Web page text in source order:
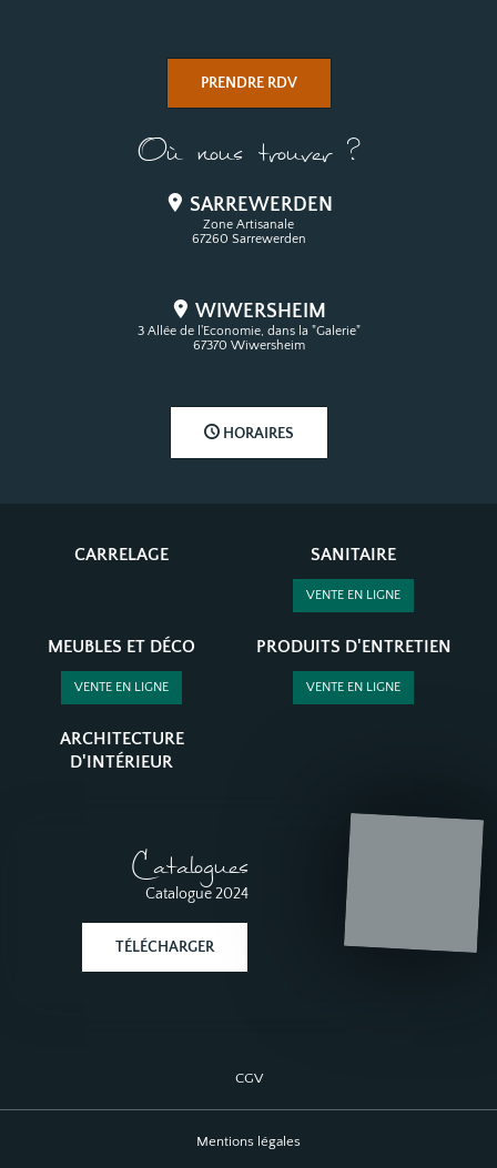
PRENDRE RDV
Où nous trouver ?
SARREWERDEN
Zone Artisanale
67260 Sarrewerden
WIWERSHEIM
3 Allée de l'Economie, dans la "Galerie"
67370 Wiwersheim
HORAIRES
CARRELAGE SANITAIRE
VENTE EN LIGNE
MEUBLES ET DÉCO
VENTE EN LIGNE
PRODUITS D'ENTRETIEN
VENTE EN LIGNE
ARCHITECTURE
D'INTÉRIEUR
Catalogues
Catalogue 2024
TÉLÉCHARGER
CGV
Mentions légales